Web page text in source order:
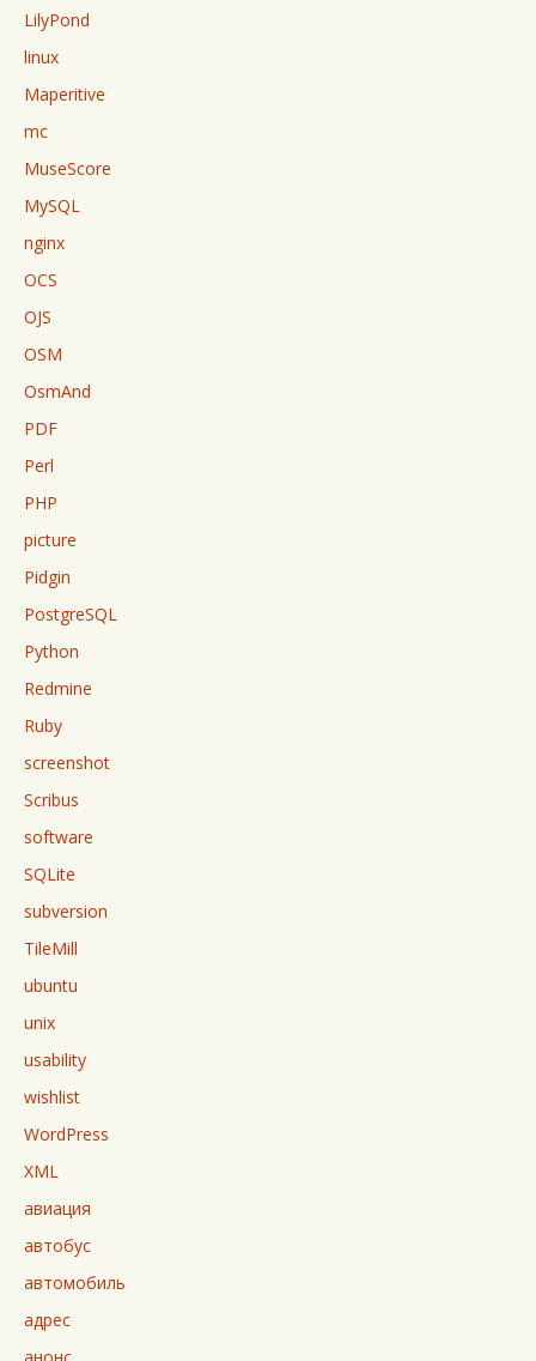
LilyPond
linux
Maperitive
mc
MuseScore
MySQL
nginx
OCS
OJS
OSM
OsmAnd
PDF
Perl
PHP
picture
Pidgin
PostgreSQL
Python
Redmine
Ruby
screenshot
Scribus
software
SQLite
subversion
TileMill
ubuntu
unix
usability
wishlist
WordPress
XML
авиация
автобус
автомобиль
адрес